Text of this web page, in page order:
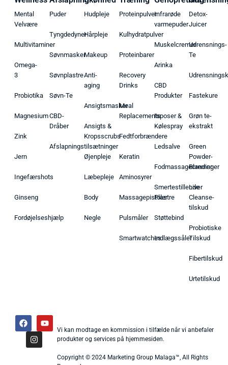
Mental
Velvære
Multivitaminer
Omega-
3
Probiotika
Magnesium
Zink
Jern
Ingefærshots
Ginseng
Fordøjelseshjælp
Puder
Tyngdedyner
Søvnmasker
Søvnplastre
Søvn-Te
CBD-
Dråber
Afslapningstilsætninger
Hudpleje
Hårpleje
Makeup
Anti-
aging
Ansigtsmasker
Ansigts &
Kropsscrubs
Øjenpleje
Læbepleje
Body
Negle
Proteinpulver
Kulhydratpulver
Proteinbarer
Recovery
Drinks
Meal
Replacements
Fedtforbrændere
Keratin
Aminosyrer
Massagepistoler
Pulsmåler
Smartwatches
Infrarøde
varmepuder
Muskelcremer
Arinka
CBD
Produkter
Isposer &
Kølespray
Ledsalve
Fodmassagecremer
Smertestillende
Plastre
Støttebind
Indlægssåler
Detox-
Juicer
Udrensnings-
Te
Fastekure
Grøn te-
ekstrakt
Green
Powder-
Blandinger
Liver
Cleanse-
tilskud
Probiotiske
Tilskud
Fibertilskud
Urtetilskud
Vi kan modtage en kommission i tilfælde når vi anbefaler
produkter og services på hjemmesiden.
Copyright © 2024 Marketing Group Malaga™, All Rights